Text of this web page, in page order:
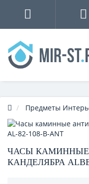
Предметы
ЧАСЫ КАМИННЫЕ
КАНДЕЛЯБРА